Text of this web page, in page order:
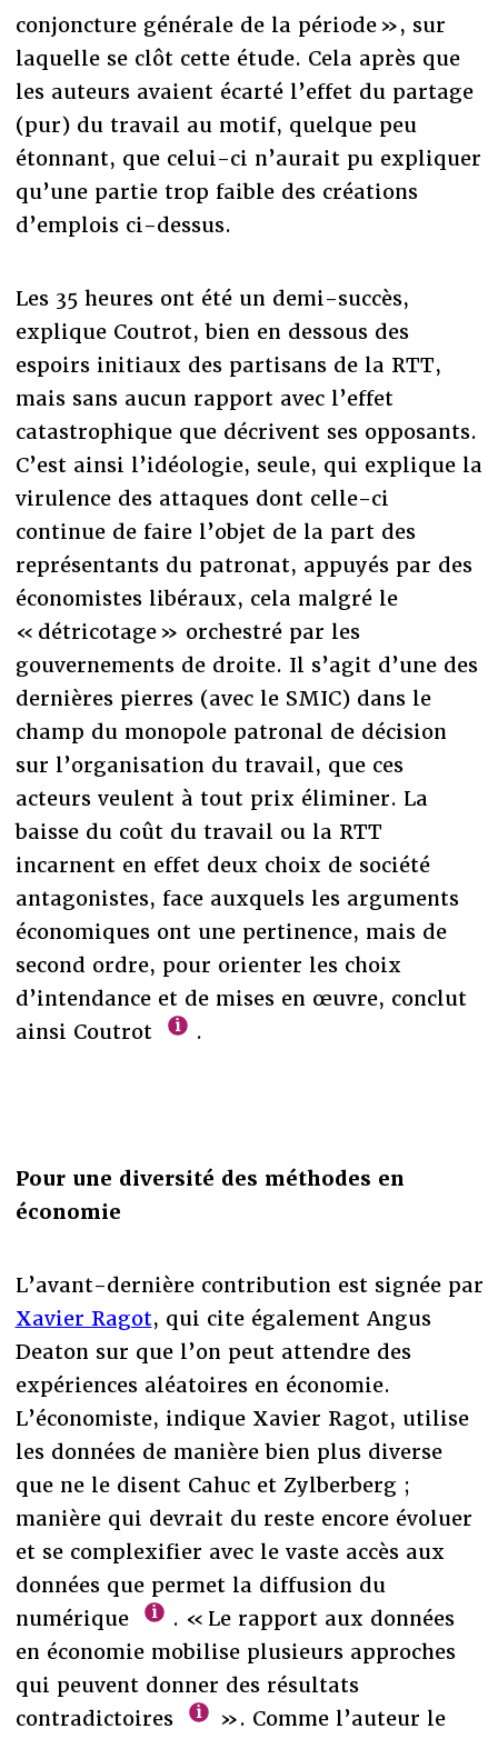
conjoncture générale de la période », sur
laquelle se clôt cette étude. Cela après que
les auteurs avaient écarté l’effet du partage
(pur) du travail au motif, quelque peu
étonnant, que celui-ci n’aurait pu expliquer
qu’une partie trop faible des créations
d’emplois ci-dessus.
Les 35 heures ont été un demi-succès,
explique Coutrot, bien en dessous des
espoirs initiaux des partisans de la RTT,
mais sans aucun rapport avec l’effet
catastrophique que décrivent ses opposants.
C’est ainsi l’idéologie, seule, qui explique la
virulence des attaques dont celle-ci
continue de faire l’objet de la part des
représentants du patronat, appuyés par des
économistes libéraux, cela malgré le
« détricotage » orchestré par les
gouvernements de droite. Il s’agit d’une des
dernières pierres (avec le SMIC) dans le
champ du monopole patronal de décision
sur l’organisation du travail, que ces
acteurs veulent à tout prix éliminer. La
baisse du coût du travail ou la RTT
incarnent en effet deux choix de société
antagonistes, face auxquels les arguments
économiques ont une pertinence, mais de
second ordre, pour orienter les choix
d’intendance et de mises en œuvre, conclut
ainsi Coutrot
.
Pour une diversité des méthodes en
économie
L’avant-dernière contribution est signée par
Xavier Ragot, qui cite également Angus
Deaton sur que l’on peut attendre des
expériences aléatoires en économie.
L’économiste, indique Xavier Ragot, utilise
les données de manière bien plus diverse
que ne le disent Cahuc et Zylberberg ;
manière qui devrait du reste encore évoluer
et se complexifier avec le vaste accès aux
données que permet la diffusion du
numérique
. « Le rapport aux données
en économie mobilise plusieurs approches
qui peuvent donner des résultats
contradictoires
». Comme l’auteur le